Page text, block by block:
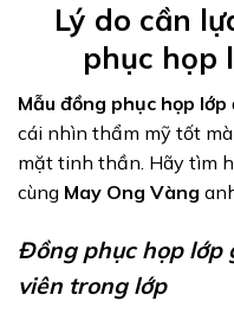
Lý do cần
phục họp
Mẫu đồng phục họp lớp
cái nhìn thẩm mỹ tốt
mặt tinh thần. Hãy tìm
cùng May Ong Vàng
Đồng phục họp lớp
viên trong lớp